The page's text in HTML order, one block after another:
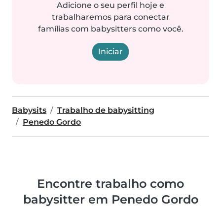
Adicione o seu perfil hoje e
trabalharemos para conectar
famílias com babysitters como você.
Iniciar
Babysits
Trabalho de babysitting
Penedo Gordo
Encontre trabalho como
babysitter em Penedo Gordo